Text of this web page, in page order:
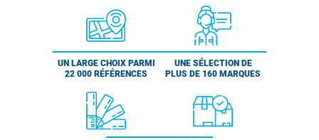
UN LARGE CHOIX PARMI
22 000 RÉFÉRENCES
UNE SÉLECTION DE
PLUS DE 160 MARQUES